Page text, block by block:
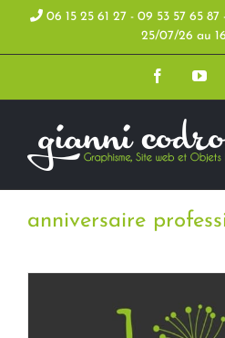
06 15 25 61 27 - 09 53 57 65
25/07/26 au
Facebook
anniversaire